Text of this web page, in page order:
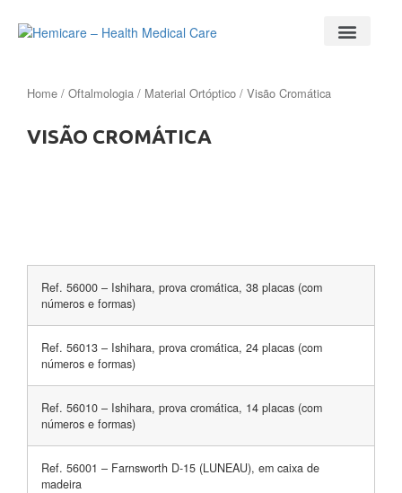
Home / Oftalmologia / Material Ortóptico / Visão Cromática
VISÃO CROMÁTICA
Ref. 56000 – Ishihara, prova cromática, 38 placas (com
números e formas)
Ref. 56013 – Ishihara, prova cromática, 24 placas (com
números e formas)
Ref. 56010 – Ishihara, prova cromática, 14 placas (com
números e formas)
Ref. 56001 – Farnsworth D-15 (LUNEAU), em caixa de
madeira